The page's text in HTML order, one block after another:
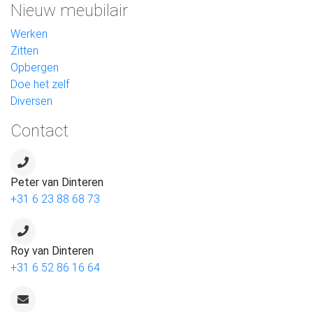
Nieuw meubilair
Werken
Zitten
Opbergen
Doe het zelf
Diversen
Contact
Peter van Dinteren
+31 6 23 88 68 73
Roy van Dinteren
+31 6 52 86 16 64